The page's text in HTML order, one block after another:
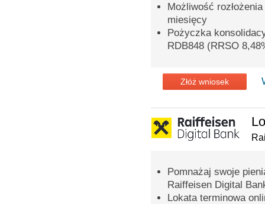
Możliwość
miesięcy
Pożyczka
RDB848 (RRSO
Złóż wniosek
Pomnażaj swoje
Raiffeisen Digital
Lokata terminowa